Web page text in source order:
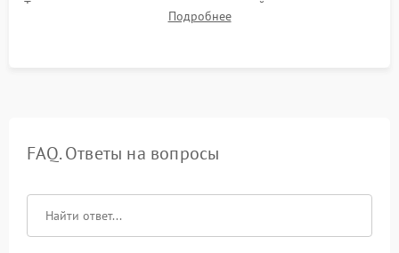
Тестирование сенсорного управления, таймера, индикаторов
остаточного тепла и систем защиты от перегрева.
Подробнее
FAQ. Ответы на вопросы